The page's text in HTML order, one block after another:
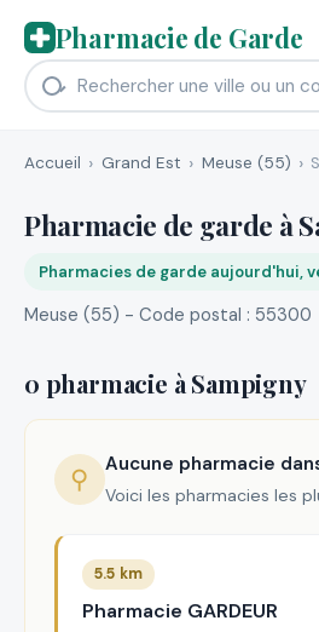
Pharmacie de Garde
Accueil Grand Est Meuse (55)
Pharmacie de garde à
Pharmacies de garde aujourd'hui,
Meuse (55) - Code postal : 55300
0 pharmacie à Sampigny
⚲ Aucune pharmacie
Voici les pharmacies les
5.5 km
Pharmacie GARDEUR